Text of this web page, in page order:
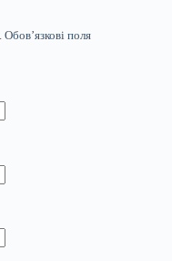
Обов’язкові поля